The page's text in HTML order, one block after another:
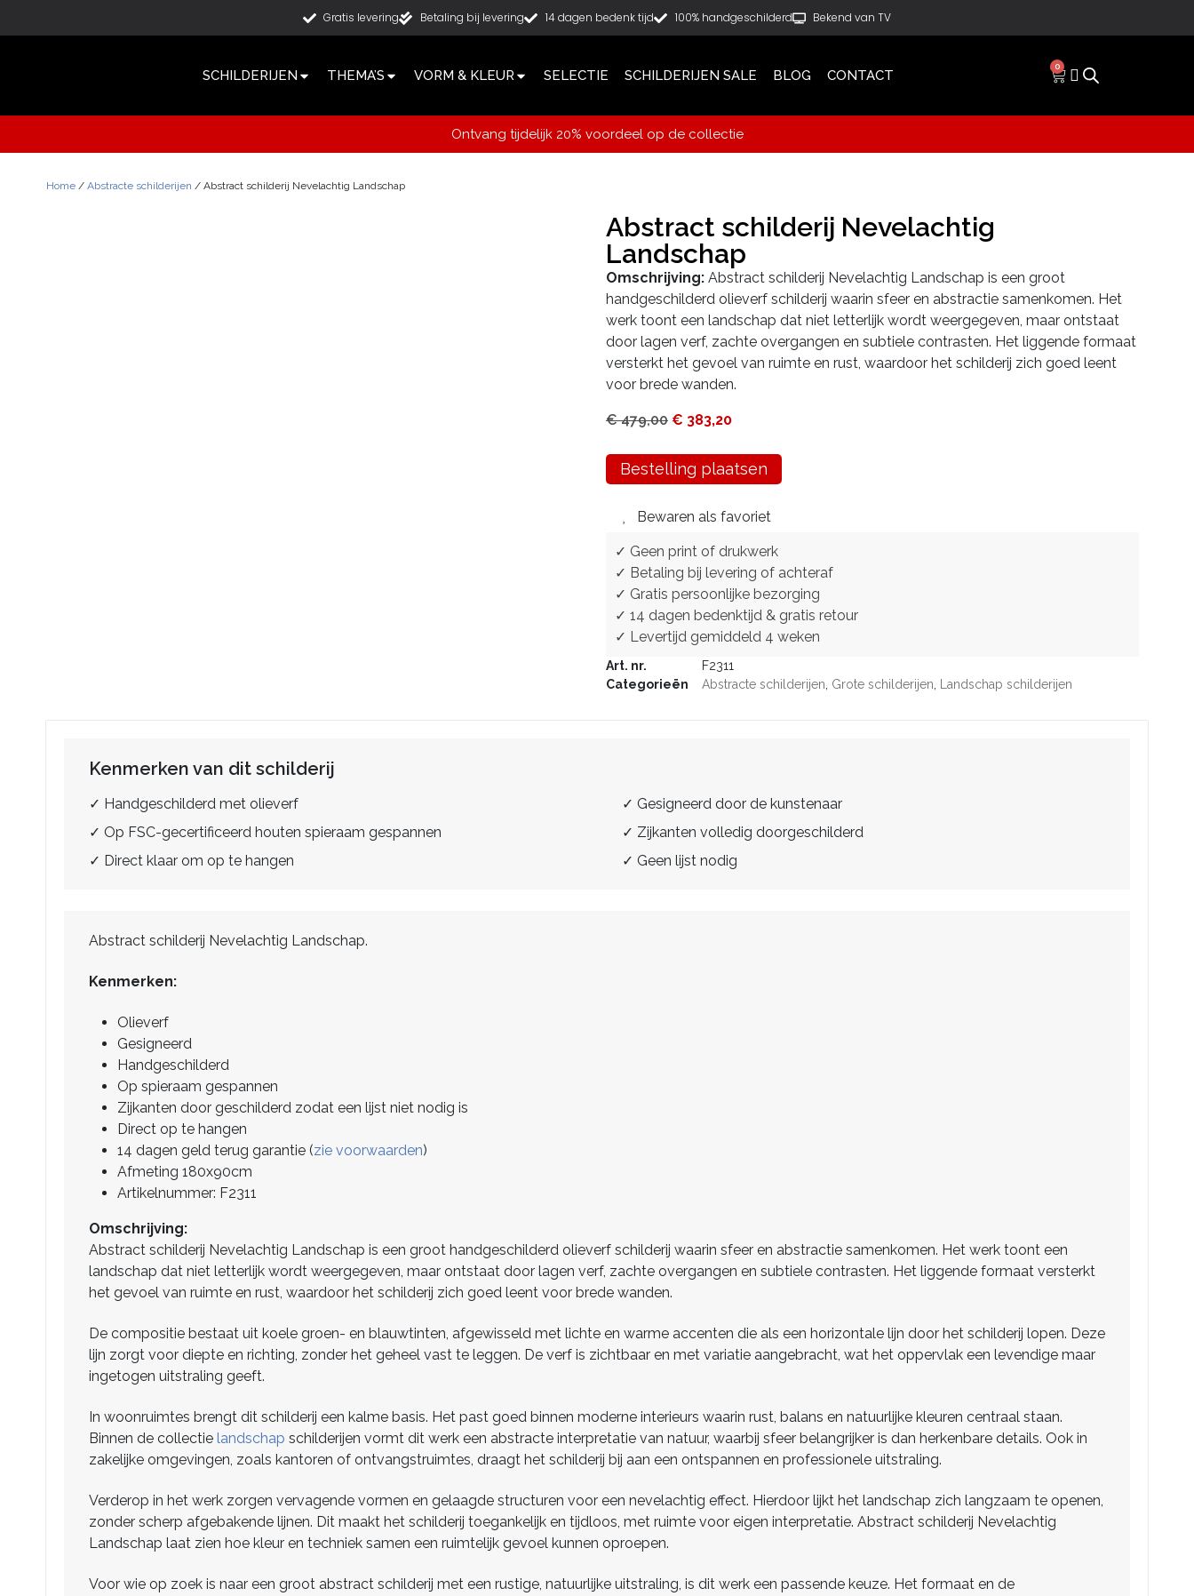
Gratis levering Betaling bij levering 14 dagen bedenk tijd 100% handgeschilderd Bekend van TV
SCHILDERIJEN THEMA’S VORM & KLEUR SELECTIE SCHILDERIJEN SALE BLOG CONTACT
0
Ontvang tijdelijk 20% voordeel op de collectie
Home / Abstracte schilderijen / Abstract schilderij Nevelachtig Landschap
Abstract schilderij Nevelachtig
Landschap
Omschrijving: Abstract schilderij Nevelachtig Landschap is een groot
handgeschilderd olieverf schilderij waarin sfeer en abstractie samenkomen. Het
werk toont een landschap dat niet letterlijk wordt weergegeven, maar ontstaat
door lagen verf, zachte overgangen en subtiele contrasten. Het liggende formaat
versterkt het gevoel van ruimte en rust, waardoor het schilderij zich goed leent
voor brede wanden.
€479,00 € 383,20
Bestelling plaatsen
Bewaren als favoriet
✓ Geen print of drukwerk
✓ Betaling bij levering of achteraf
✓ Gratis persoonlijke bezorging
✓ 14 dagen bedenktijd & gratis retour
✓ Levertijd gemiddeld 4 weken
Art. nr.
F2311
Categorieën
Abstracte schilderijen Grote schilderijen Landschap schilderijen
Kenmerken van dit schilderij
✓ Handgeschilderd met olieverf
✓ Gesigneerd door de kunstenaar
✓ Op FSC-gecertificeerd houten spieraam gespannen
✓ Zijkanten volledig doorgeschilderd
✓ Direct klaar om op te hangen
✓ Geen lijst nodig
Abstract schilderij Nevelachtig Landschap.
Kenmerken:
Olieverf
Gesigneerd
Handgeschilderd
Op spieraam gespannen
Zijkanten door geschilderd zodat een lijst niet nodig is
Direct op te hangen
14 dagen geld terug garantie (zie voorwaarden)
Afmeting 180x90cm
Artikelnummer: F2311
Omschrijving:
Abstract schilderij Nevelachtig Landschap is een groot handgeschilderd olieverf schilderij waarin sfeer en abstractie samenkomen. Het werk toont een
landschap dat niet letterlijk wordt weergegeven, maar ontstaat door lagen verf, zachte overgangen en subtiele contrasten. Het liggende formaat versterkt
het gevoel van ruimte en rust, waardoor het schilderij zich goed leent voor brede wanden.
De compositie bestaat uit koele groen- en blauwtinten, afgewisseld met lichte en warme accenten die als een horizontale lijn door het schilderij lopen. Deze
lijn zorgt voor diepte en richting, zonder het geheel vast te leggen. De verf is zichtbaar en met variatie aangebracht, wat het oppervlak een levendige maar
ingetogen uitstraling geeft.
In woonruimtes brengt dit schilderij een kalme basis. Het past goed binnen moderne interieurs waarin rust, balans en natuurlijke kleuren centraal staan.
Binnen de collectie landschap schilderijen vormt dit werk een abstracte interpretatie van natuur, waarbij sfeer belangrijker is dan herkenbare details. Ook in
zakelijke omgevingen, zoals kantoren of ontvangstruimtes, draagt het schilderij bij aan een ontspannen en professionele uitstraling.
Verderop in het werk zorgen vervagende vormen en gelaagde structuren voor een nevelachtig effect. Hierdoor lijkt het landschap zich langzaam te openen,
zonder scherp afgebakende lijnen. Dit maakt het schilderij toegankelijk en tijdloos, met ruimte voor eigen interpretatie. Abstract schilderij Nevelachtig
Landschap laat zien hoe kleur en techniek samen een ruimtelijk gevoel kunnen oproepen.
Voor wie op zoek is naar een groot abstract schilderij met een rustige, natuurlijke uitstraling, is dit werk een passende keuze. Het formaat en de